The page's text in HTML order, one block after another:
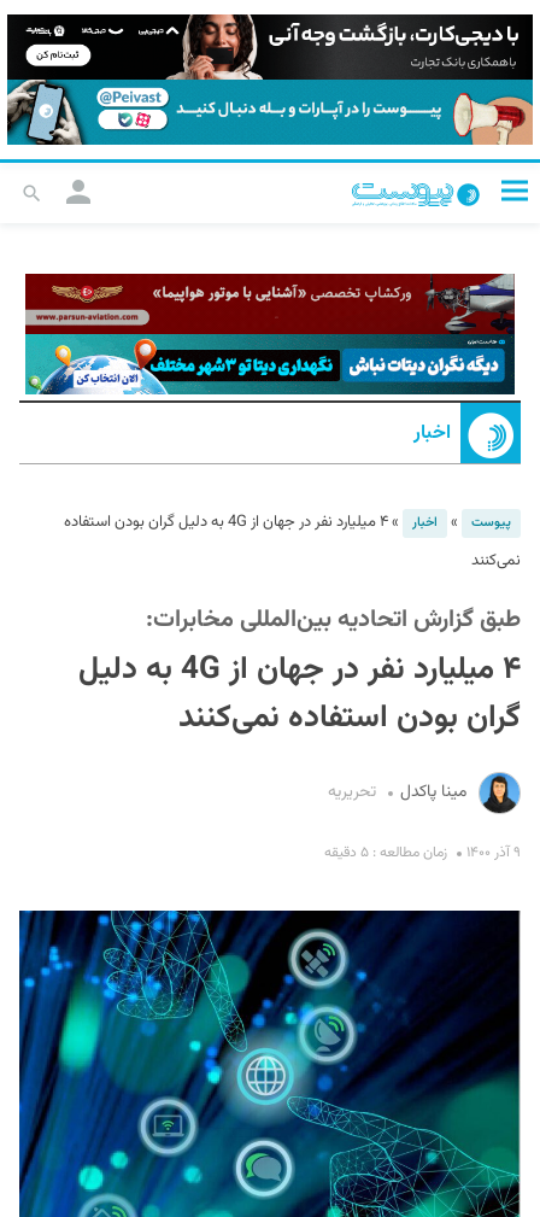
اخبار
پیوست » اخبار »
۴ میلیارد نفر در جهان از 4G به دلیل گران بودن استفاده
نمی‌کنند
طبق گزارش اتحادیه بین‌المللی مخابرات:
۴ میلیارد نفر در جهان از 4G به دلیل
گران بودن استفاده نمی‌کنند
مینا پاکدل تحریریه
۹ آذر ۱۴۰۰ زمان مطالعه : ۵ دقیقه